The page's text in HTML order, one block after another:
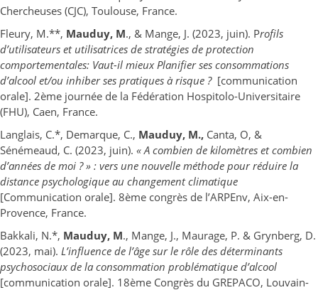
Chercheuses (CJC), Toulouse, France.
Fleury, M.**, Mauduy, M., & Mange, J. (2023, juin). Profils
d’utilisateurs et utilisatrices de stratégies de protection
comportementales: Vaut-il mieux Planifier ses consommations
d’alcool et/ou inhiber ses pratiques à risque ? [communication
orale]. 2ème journée de la Fédération Hospitolo-Universitaire
(FHU), Caen, France.
Langlais, C.*, Demarque, C., Mauduy, M., Canta, O, &
Sénémeaud, C. (2023, juin). « A combien de kilomètres et combien
d’années de moi ? » : vers une nouvelle méthode pour réduire la
distance psychologique au changement climatique
[Communication orale]. 8ème congrès de l’ARPEnv, Aix-en-
Provence, France.
Bakkali, N.*, Mauduy, M., Mange, J., Maurage, P. & Grynberg, D.
(2023, mai). L’influence de l’âge sur le rôle des déterminants
psychosociaux de la consommation problématique d’alcool
[communication orale]. 18ème Congrès du GREPACO, Louvain-